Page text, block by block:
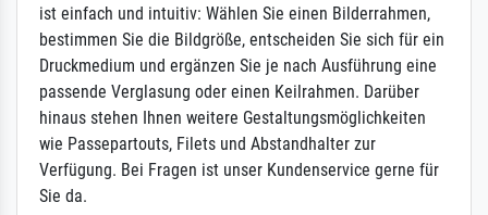
ist einfach und intuitiv: Wählen Sie einen Bilderrahmen,
bestimmen Sie die Bildgröße, entscheiden Sie sich für ein
Druckmedium und ergänzen Sie je nach Ausführung eine
passende Verglasung oder einen Keilrahmen. Darüber
hinaus stehen Ihnen weitere Gestaltungsmöglichkeiten
wie Passepartouts, Filets und Abstandhalter zur
Verfügung. Bei Fragen ist unser Kundenservice gerne für
Sie da.